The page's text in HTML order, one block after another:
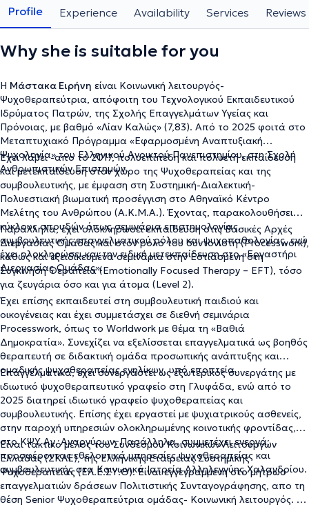
Profile Experience Availability Services Reviews
Why she is suitable for you
Η Μάστακα Ειρήνη είναι Κοινωνική λειτουργός-
Ψυχοθεραπεύτρια, απόφοιτη του Τεχνολογικού Εκπαιδευτικού
Ιδρύματος Πατρών, της Σχολής Επαγγελμάτων Υγείας και
Πρόνοιας, με βαθμό «Λίαν Καλώς» (7,83). Από το 2025 φοιτά στο
Μεταπτυχιακό Πρόγραμμα «Εφαρμοσμένη Αναπτυξιακή
Ψυχολογία» του Ελληνικού Ανοικτού Πανεπιστημίου, στη Σχολή
Ανθρωπιστικών Επιστημών.
Έχει λάβει -απο το 2017, πολυεπίπεδη και πολυετή εκπαίδευση
και μετεκπαίδευση στον χώρο της Ψυχοθεραπείας και της
συμβουλευτικής, με έμφαση στη Συστημική-Διαλεκτική-
Πολυεστιακή βιωματική προσέγγιση στο Αθηναϊκό Κέντρο
Μελέτης του Ανθρώπου (Α.Κ.Μ.Α.). Έχοντας, παρακολουθήσει
κύκλους σπουδών όπως σεμινάρια επιστημολογίας,
συμβουλευτικής επαγγελματικού ρόλου και ψυχοπαθολογίας, ενώ
έχει ολοκληρώσει και την ειδική μετεκπαίδευση στο «Εργαστήρι
Διεργασίας Ομάδας».
Παράλληλα, έχει ολοκληρώσει εκπαίδευση στις Βασικές Αρχές
Διεργασίας Ομάδας και στον ρόλο του συντονιστή (Processwork),
καθώς και εξειδικευμένα σεμινάρια στην Εστιασμένη στη
Συγκίνηση Θεραπεία (Emotionally Focused Therapy – EFT), τόσο
για ζευγάρια όσο και για άτομα (Level 2).
Έχει επίσης εκπαιδευτεί στη συμβουλευτική παιδιού και
οικογένειας και έχει συμμετάσχει σε διεθνή σεμινάρια
Processwork, όπως το Worldwork με θέμα τη «Βαθιά
Δημοκρατία». Συνεχίζει να εξελίσσεται επαγγελματικά ως βοηθός
θεραπευτή σε διδακτική ομάδα προσωπικής ανάπτυξης και
ομαδικής ψυχοθεραπείας ενηλίκων, υπό εποπτεία.
Επαγγελματικά, έχει συνεργαστεί ως εξωτερικός συνεργάτης με
ιδιωτικό ψυχοθεραπευτικό γραφείο στη Γλυφάδα, ενώ από το
2025 διατηρεί ιδιωτικό γραφείο ψυχοθεραπείας και
συμβουλευτικής. Επίσης έχει εργαστεί με ψυχιατρικούς ασθενείς,
στην παροχή υπηρεσιών ολοκληρωμένης κοινοτικής φροντίδας,
στο ΚΨΥ Αγ. Αναργύρων. Παράλληλα, συμμετέχει ενεργά,
προσφέροντας εθελοντικά υπηρεσίες ψυχοθεραπείας και
συμβουλευτικής στα Κοινωνικά Ιατρεία Αλληλεγγύης Χαλανδρίου.
Είναι τακτικό μέλος του Συνδέσμου Κοινωνικών Λειτουργών
Ελλάδας (ΣΚΛΕ), της Ελληνικής Εταιρείας Συστημικής
Ψυχοθεραπείας (ΕΛ.Ε.ΣΥ.Θ). Είναι εγγεγραμμένη στο μητρώο
επαγγελματιών δράσεων Πολιτιστικής Συνταγογράφησης, απο τη
θέση Senior Ψυχοθεραπεύτρια ομάδας- Κοινωνική λειτουργός. Το